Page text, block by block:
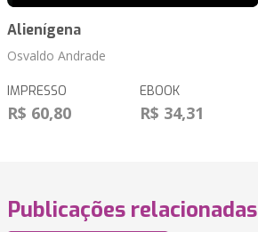
Alienígena
Osvaldo Andrade
IMPRESSO
R$ 60,80
EBOOK
R$ 34,31
Publicações relacionadas